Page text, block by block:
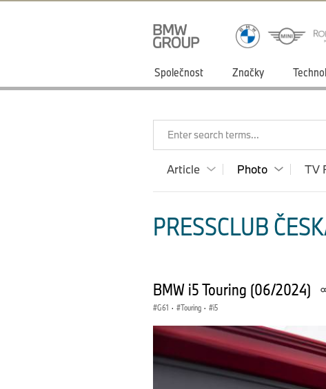
Společnost Značky
Enter search terms...
Article Photo TV
PRESSCLUB
BMW i5 Touring (06/2024)
G61 · Touring · i5